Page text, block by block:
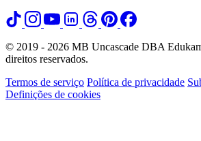
© 2019 - 2026 MB Uncascade DBA
direitos reservados.
Termos de serviço Política de privacidade
Definições de cookies